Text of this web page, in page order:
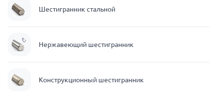
Шестигранник стальной
Нержавеющий шестигранник
Конструкционный шестигранник